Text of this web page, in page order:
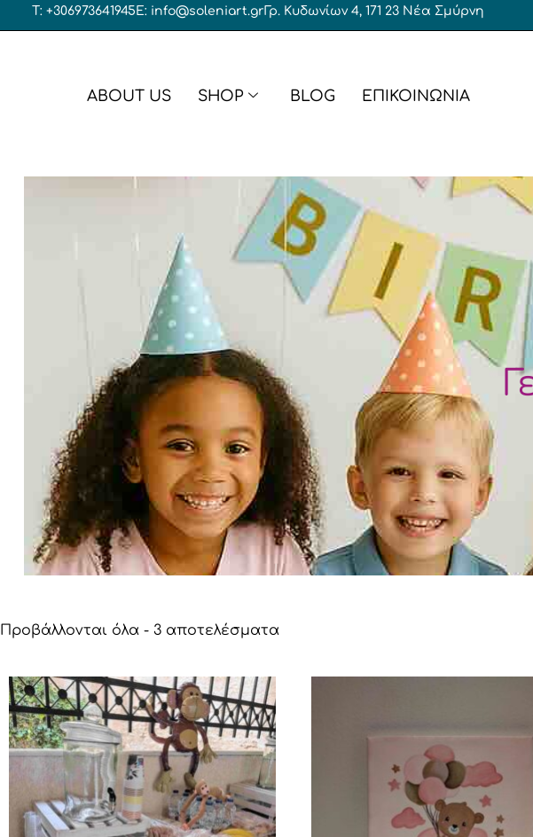
T: +306973641945E: info@soleniart.grΓρ. Κυδωνίων 4, 171 23 Νέα Σμύρνη
ABOUT US SHOP
Μπομπονιέρες σε κουτί
Διακοσμητικές μπομπονιέρες
Μπομπονιέρες γάμος – βάπτιση
Γάμος – Βάπτιση
Αξεσουάρ Νύφης
Αξεσουάρ Παρανυφάκια
Ρύζι
Μπομπονιέρες Αγόρι
Μπομπονιέρες Κορίτσι
Μπομπονιέρες Δίδυμα
Μπομπονιέρες Γάμος – Βάπτιση
Μενταγιόν
Μπρελόκ
Καρφίτσα
Αγόρι
Κορίτσι
Δίδυμα
BLOG ΕΠΙΚΟΙΝΩΝΙΑ
Προβάλλονται όλα - 3 αποτελέσματα